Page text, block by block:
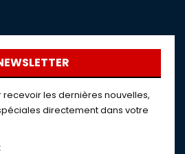
les dernières nouvelles,
directement dans votre